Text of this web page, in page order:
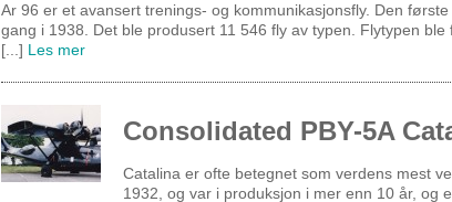
Ar 96 er et avansert trenings- og kommunikasjonsfly. Den
gang i 1938. Det ble produsert 11 546 fly av typen. Flytypen
[...] Les mer
Consolidated PBY-5A
Catalina er ofte betegnet som verdens mest
1932, og var i produksjon i mer enn 10 år, og